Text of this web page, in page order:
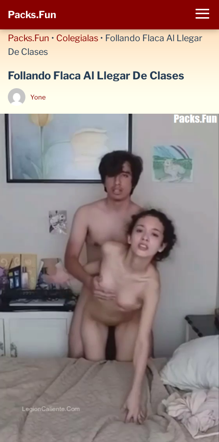
Packs.Fun
Packs.Fun • Colegialas • Follando Flaca Al Llegar
De Clases
Follando Flaca Al Llegar De Clases
Yone